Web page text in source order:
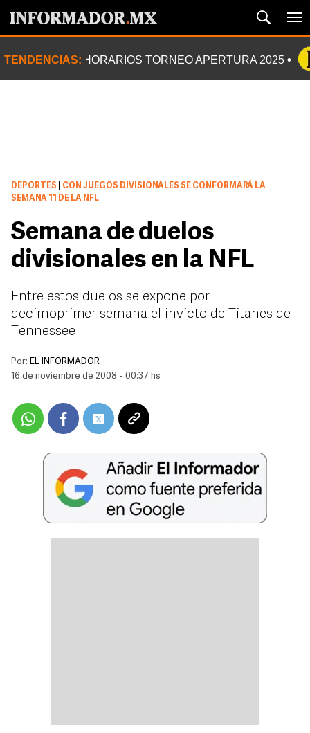
TENDENCIAS: HORARIOS TORNEO APERTURA 2025
DEPORTES
CON JUEGOS DIVISIONALES SE CONFORMARÁ LA
SEMANA 11 DE LA NFL
Semana de duelos
divisionales en la NFL
Entre estos duelos se expone por
decimoprimer semana el invicto de Titanes de
Tennessee
Por: EL INFORMADOR
16 de noviembre de 2008 - 00:37 hs